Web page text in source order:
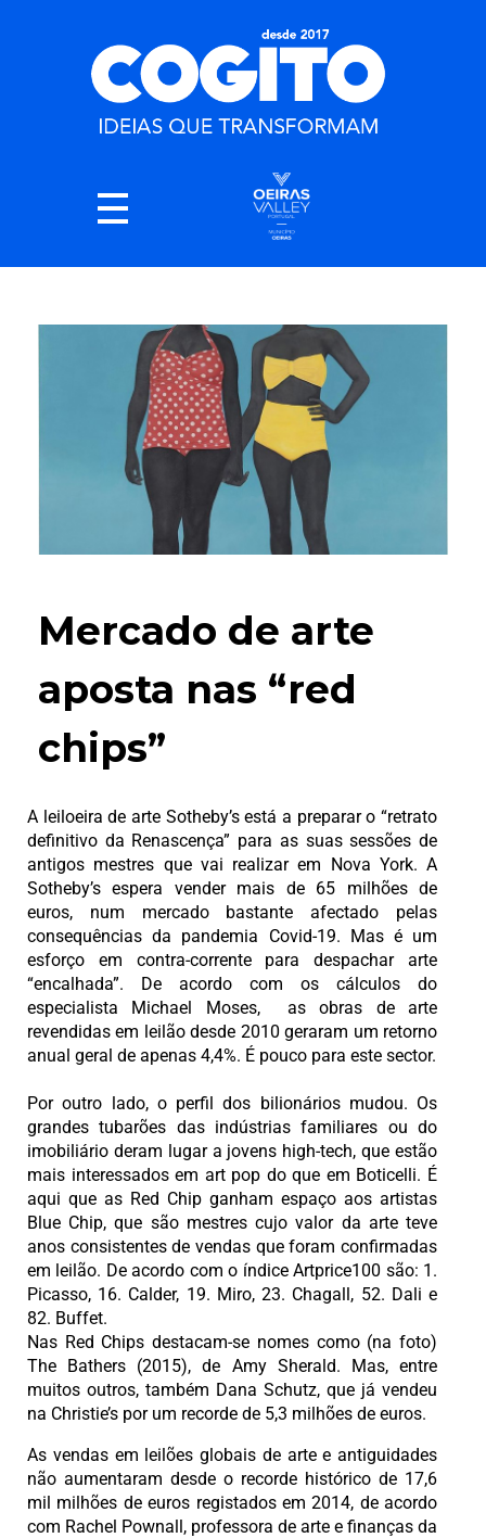
Mercado de arte
aposta nas “red
chips”
A leiloeira de arte Sotheby’s está a preparar o “retrato
definitivo da Renascença” para as suas sessões de
antigos mestres que vai realizar em Nova York. A
Sotheby’s espera vender mais de 65 milhões de
euros, num mercado bastante afectado pelas
consequências da pandemia Covid-19. Mas é um
esforço em contra-corrente para despachar arte
“encalhada”. De acordo com os cálculos do
especialista Michael Moses, as obras de arte
revendidas em leilão desde 2010 geraram um retorno
anual geral de apenas 4,4%. É pouco para este sector.
Por outro lado, o perfil dos bilionários mudou. Os
grandes tubarões das indústrias familiares ou do
imobiliário deram lugar a jovens high-tech, que estão
mais interessados em art pop do que em Boticelli. É
aqui que as Red Chip ganham espaço aos artistas
Blue Chip, que são mestres cujo valor da arte teve
anos consistentes de vendas que foram confirmadas
em leilão. De acordo com o índice Artprice100 são: 1.
Picasso, 16. Calder, 19. Miro, 23. Chagall, 52. Dali e
82. Buffet.
Nas Red Chips destacam-se nomes como (na foto)
The Bathers (2015), de Amy Sherald. Mas, entre
muitos outros, também Dana Schutz, que já vendeu
na Christie’s por um recorde de 5,3 milhões de euros.
As vendas em leilões globais de arte e antiguidades
não aumentaram desde o recorde histórico de 17,6
mil milhões de euros registados em 2014, de acordo
com Rachel Pownall, professora de arte e finanças da